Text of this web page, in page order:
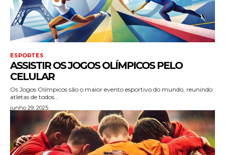
ESPORTES
ASSISTIR OS JOGOS OLÍMPICOS PELO
CELULAR
Os Jogos Olímpicos são o maior evento esportivo do mundo, reunindo
atletas de todos...
junho 29, 2025